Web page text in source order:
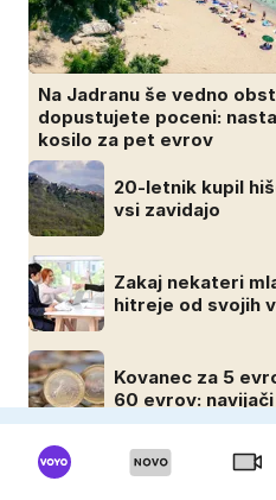
Na Jadranu še vedno
dopustujete poceni:
kosilo za pet evrov
20-letnik kupil
vsi zavidajo
Zakaj nekateri
hitreje od svojih
Kovanec za 5
60 evrov:
MOSKISVET